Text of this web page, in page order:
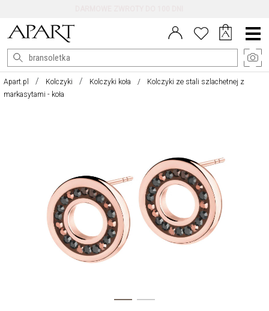
Menu
główne
Apart.pl Kolczyki Kolczyki koła
Kolczyki ze stali szlachetnej z
markasytami - koła